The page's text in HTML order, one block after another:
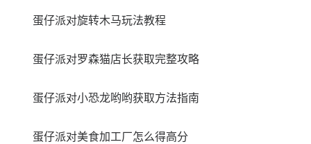
蛋仔派对旋转木马玩法教程
蛋仔派对罗森猫店长获取完整攻略
蛋仔派对小恐龙哟哟获取方法指南
蛋仔派对美食加工厂怎么得高分